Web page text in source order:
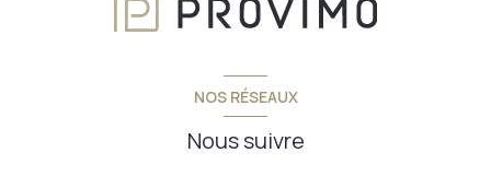
NOS RÉSEAUX
Nous suivre